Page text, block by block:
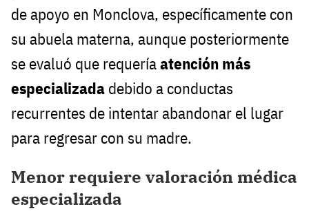
de apoyo en Monclova, específicamente con
su abuela materna, aunque posteriormente
se evaluó que requeríaatención más
especializada debido a conductas
recurrentes de intentar abandonar el lugar
para regresar con su madre.
Menor requiere valoración médica
especializada